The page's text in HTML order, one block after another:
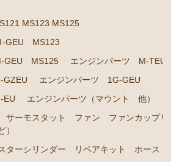
MS123 MS125
-GEU MS123
GEU MS125
エンジンパーツ M-TEU
エンジンパーツ 1G-GEU
EU
エンジンパーツ（マウント 他）
サーモスタット ファン ファンカップリ
スターシリンダー リペアキット ホース